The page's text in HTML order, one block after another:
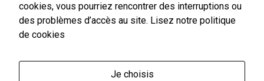
Horaires
d'ouverture
cookies, vous pourriez rencontrer des interruptions ou
des problèmes d’accès au site. Lisez notre politique
de cookies
Je choisis
statistiques,
nous utilisons
Analytics pour
l'établissement